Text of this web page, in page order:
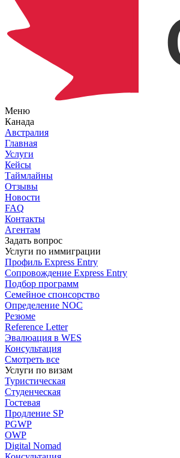
Меню
Канада
Австралия
Главная
Услуги
Кейсы
Таймлайны
Отзывы
Новости
FAQ
Контакты
Агентам
Задать вопрос
Услуги по иммиграции
Профиль Express Entry
Сопровождение Express Entry
Подбор программ
Семейное спонсорство
Определение NOC
Резюме
Reference Letter
Эвалюация в WES
Консультация
Смотреть все
Услуги по визам
Туристическая
Студенческая
Гостевая
Продление SP
PGWP
OWP
Digital Nomad